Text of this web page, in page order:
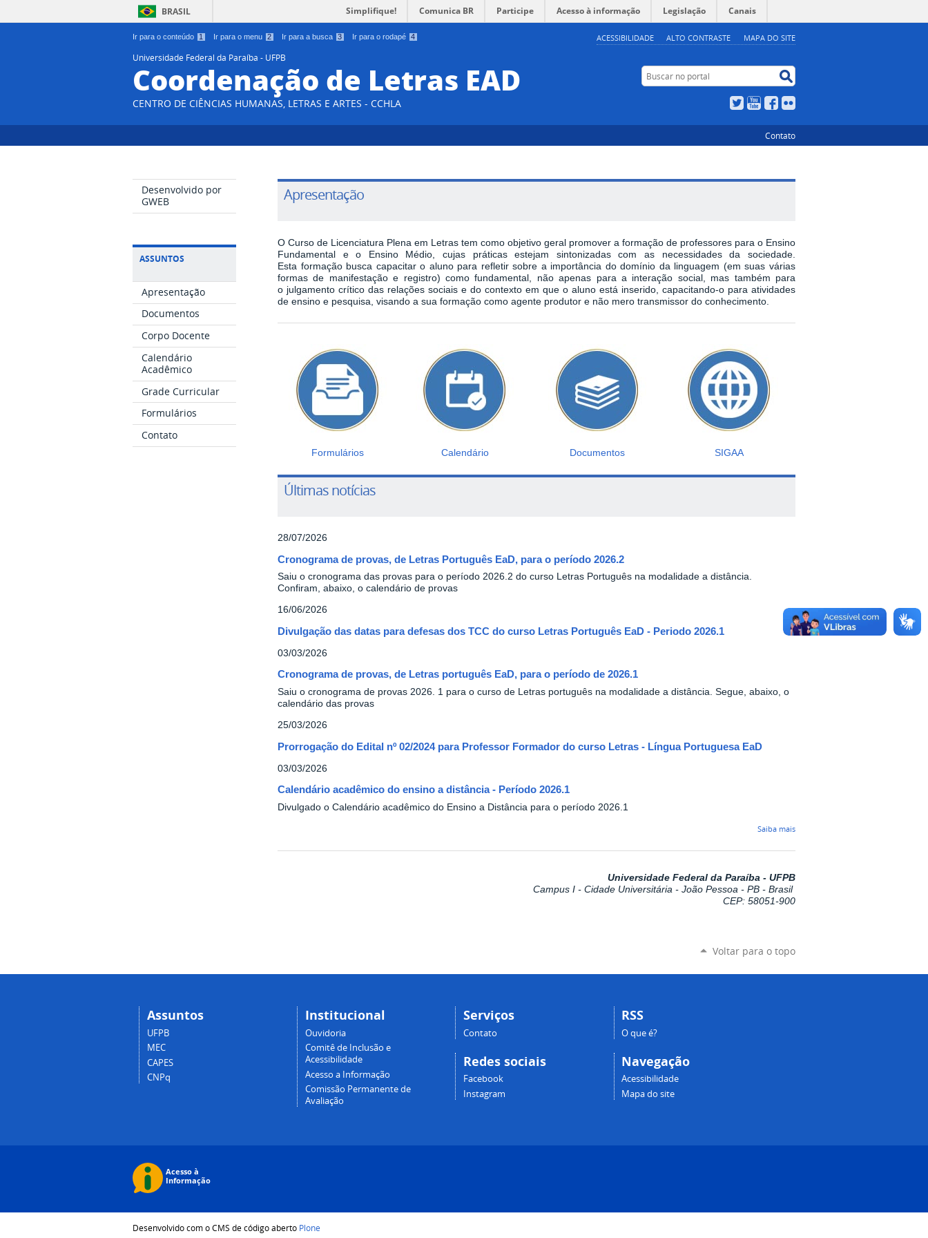
Ir para o conteúdo 1 Ir para o menu 2 Ir para a busca 3 Ir para o rodapé 4 ACESSIBILIDADE ALTO CONTRASTE MAPA DO SITE
BRASIL Simplifique! Comunica BR Participe Acesso à informação Legislação Canais
Universidade Federal da Paraíba - UFPB
Coordenação de Letras EAD
CENTRO DE CIÊNCIAS HUMANAS, LETRAS E ARTES - CCHLA
Buscar no portal
TwitterYouTubeFacebook
Contato
Desenvolvido por
GWEB
ASSUNTOS
Apresentação
Documentos
Corpo Docente
Calendário
Acadêmico
Grade Curricular
Formulários
Contato
Apresentação
O Curso de Licenciatura Plena em Letras tem como objetivo geral promover a formação de professores para o Ensino
Fundamental e o Ensino Médio, cujas práticas estejam sintonizadas com as necessidades da sociedade.
Esta formação busca capacitar o aluno para refletir sobre a importância dodomínio da linguagem (em suas várias
formas de manifestação e registro) como fundamental, não apenas para a interação social, mas também para
o julgamento crítico das relações sociais e do contexto em que o aluno está inserido, capacitando-o para atividades
de ensino e pesquisa, visando a sua formação como agente produtor e não mero transmissor do conhecimento.
Formulários Calendário Documentos SIGAA
Últimas notícias
28/07/2026
Cronograma de provas, de Letras Português EaD, para o período 2026.2
Saiu o cronograma das provas para o período 2026.2 do curso Letras Português na modalidade a distância.
Confiram, abaixo, o calendário de provas
16/06/2026
Divulgação das datas para defesas dos TCC do curso Letras Português EaD - Periodo 2026.1
03/03/2026
Cronograma de provas, de Letras português EaD, para o período de 2026.1
Saiu o cronograma de provas 2026. 1 para o curso de Letras português na modalidade a distância. Segue, abaixo, o
calendário das provas
25/03/2026
Prorrogação do Edital nº 02/2024 para Professor Formador do curso Letras - Língua Portuguesa EaD
03/03/2026
Calendário acadêmico do ensino a distância - Período 2026.1
Divulgado o Calendário acadêmico do Ensino a Distância para o período 2026.1
Saiba mais
Universidade Federal da Paraíba - UFPB
Campus I - Cidade Universitária - João Pessoa - PB - Brasil
CEP: 58051-900
Voltar para o topo
Assuntos
UFPB
MEC
CAPES
CNPq
Institucional
Ouvidoria
Comitê de Inclusão e
Acessibilidade
Acesso a Informação
Comissão Permanente de
Avaliação
Serviços
Contato
Redes sociais
Facebook
Instagram
RSS
O que é?
Navegação
Acessibilidade
Mapa do site
Desenvolvido com o CMS de código aberto Plone